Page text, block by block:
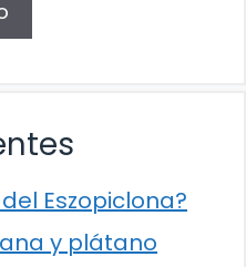
Eszopiclona?
y plátano